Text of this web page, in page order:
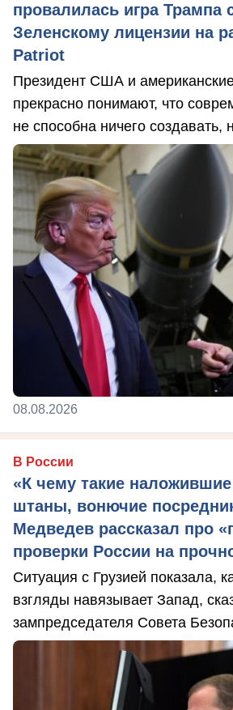
провалилась игра Трампа
Зеленскому лицензии на
Patriot
Президент США и
прекрасно понимают, что
не способна ничего создавать,
08.08.2026
В России
«К чему такие
штаны, вонючие
Медведев рассказал про
проверки России на
Ситуация с Грузией показала,
взгляды навязывает Запад,
зампредседателя Совета